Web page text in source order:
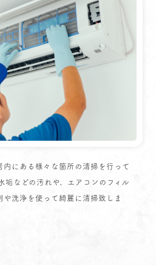
内にある様々な箇所の清掃を行って
垢などの汚れや、エアコンのフィル
や洗浄を使って綺麗に清掃致しま